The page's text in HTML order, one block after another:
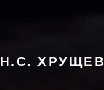
Н.С. ХРУЩЕВ